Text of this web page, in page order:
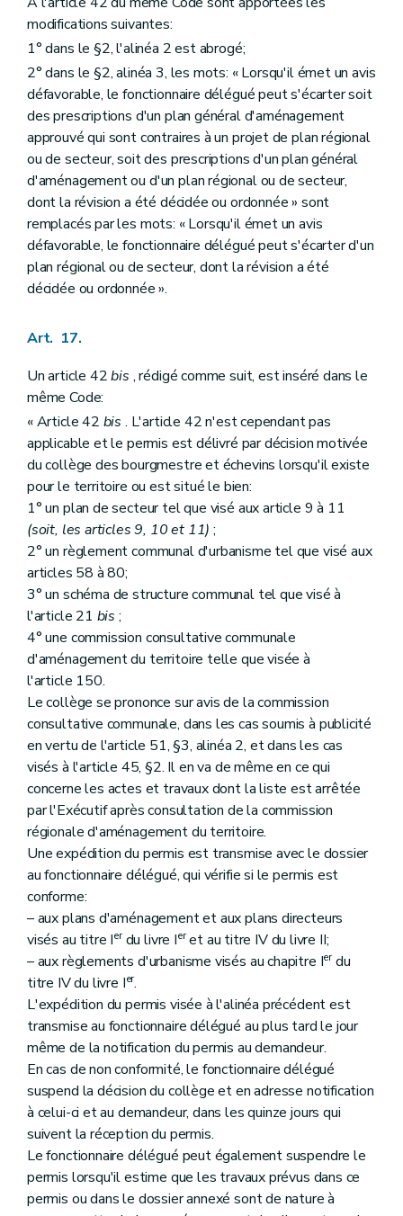
modifications suivantes:
1° dans le §2, l'alinéa 2 est abrogé;
2° dans le §2, alinéa 3, les mots: « Lorsqu'il émet un avis
défavorable, le fonctionnaire délégué peut s'écarter soit
des prescriptions d'un plan général d'aménagement
approuvé qui sont contraires à un projet de plan régional
ou de secteur, soit des prescriptions d'un plan général
d'aménagement ou d'un plan régional ou de secteur,
dont la révision a été décidée ou ordonnée » sont
remplacés par les mots: « Lorsqu'il émet un avis
défavorable, le fonctionnaire délégué peut s'écarter d'un
plan régional ou de secteur, dont la révision a été
décidée ou ordonnée ».
Art. 17.
Un article 42bis , rédigé comme suit, est inséré dans le
même Code:
« Article 42 bis . L'article 42 n'est cependant pas
applicable et le permis est délivré par décision motivée
du collège des bourgmestre et échevins lorsqu'il existe
pour le territoire ou est situé le bien:
1° un plan de secteur tel que visé aux article 9 à 11
(soit, les articles 9, 10 et 11) ;
2° un règlement communal d'urbanisme tel que visé aux
articles 58 à 80;
3° un schéma de structure communal tel que visé à
l'article 21 bis ;
4° une commission consultative communale
d'aménagement du territoire telle que visée à
l'article 150.
Le collège se prononce sur avis de la commission
consultative communale, dans les cas soumis à publicité
en vertu de l'article 51, §3, alinéa 2, et dans les cas
visés à l'article 45, §2. Il en va de même en ce qui
concerne les actes et travaux dont la liste est arrêtée
par l'Exécutif après consultation de la commission
régionale d'aménagement du territoire.
Une expédition du permis est transmise avec le dossier
au fonctionnaire délégué, qui vérifie si le permis est
conforme:
– aux plans d'aménagement et aux plans directeurs
visés au titre Ierdu livre Ieret au titre IV du livre II;
– aux règlements d'urbanisme visés au chapitre Ierdu
titre IV du livre Ier.
L'expédition du permis visée à l'alinéa précédent est
transmise au fonctionnaire délégué au plus tard le jour
même de la notification du permis au demandeur.
En cas de non conformité, le fonctionnaire délégué
suspend la décision du collège et en adresse notification
à celui-ci et au demandeur, dans les quinze jours qui
suivent la réception du permis.
Le fonctionnaire délégué peut également suspendre le
permis lorsqu'il estime que les travaux prévus dans ce
permis ou dans le dossier annexé sont de nature à